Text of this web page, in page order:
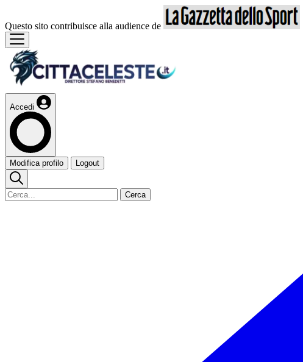
Questo sito contribuisce alla audience de
Accedi
Modifica profilo Logout
Cerca